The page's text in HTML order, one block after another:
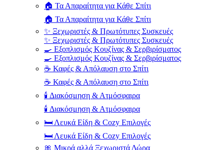
🏠 Τα Απαραίτητα για Κάθε Σπίτι
🏠 Τα Απαραίτητα για Κάθε Σπίτι
✨ Ξεχωριστές & Πρωτότυπες Συσκευές
✨ Ξεχωριστές & Πρωτότυπες Συσκευές
🍳 Εξοπλισμός Κουζίνας & Σερβιρίσματος
🍳 Εξοπλισμός Κουζίνας & Σερβιρίσματος
☕ Καφές & Απόλαυση στο Σπίτι
☕ Καφές & Απόλαυση στο Σπίτι
🕯️ Διακόσμηση & Ατμόσφαιρα
🕯️ Διακόσμηση & Ατμόσφαιρα
🛏️ Λευκά Είδη & Cozy Επιλογές
🛏️ Λευκά Είδη & Cozy Επιλογές
🎀 Μικρά αλλά Ξεχωριστά Δώρα